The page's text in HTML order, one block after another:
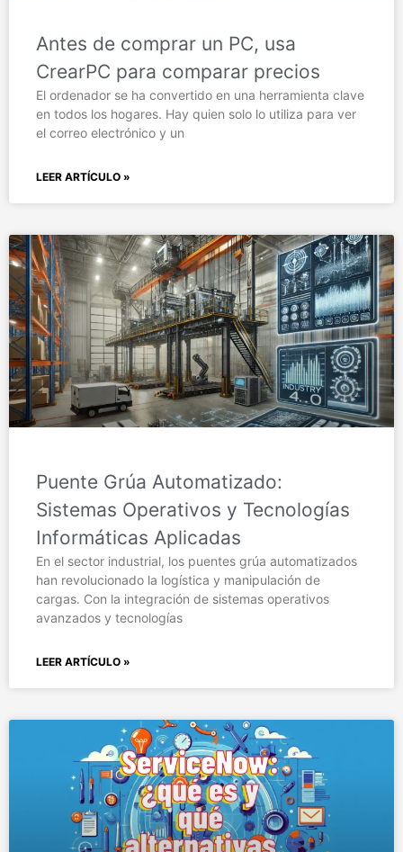
Antes de comprar un PC, usa
CrearPC para comparar precios
El ordenador se ha convertido en una herramienta clave
en todos los hogares. Hay quien solo lo utiliza para ver
el correo electrónico y un
LEER ARTÍCULO »
Puente Grúa Automatizado:
Sistemas Operativos y Tecnologías
Informáticas Aplicadas
En el sector industrial, los puentes grúa automatizados
han revolucionado la logística y manipulación de
cargas. Con la integración de sistemas operativos
avanzados y tecnologías
LEER ARTÍCULO »